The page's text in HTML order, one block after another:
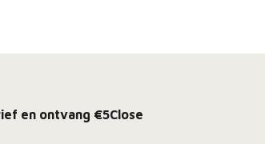
en ontvang €5Close